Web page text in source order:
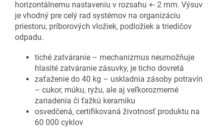
horizontálnemu nastaveniu v rozsahu +- 2 mm. Výsuv
je vhodný pre celý rad systémov na organizáciu
priestoru, príborových vložiek, podložiek a triedičov
odpadu.
tiché zatváranie – mechanizmus neumožňuje
hlasité zatváranie zásuvky, je ticho dovretá
zaťaženie do 40 kg – uskladnia zásoby potravín
– cukor, múku, ryžu, ale aj veľkorozmerné
zariadenia či ťažkú keramiku
osvedčená, certifikovaná životnosť produktu na
60 000 cyklov